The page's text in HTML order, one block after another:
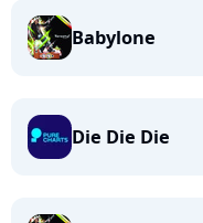
Babylone
Die Die Die